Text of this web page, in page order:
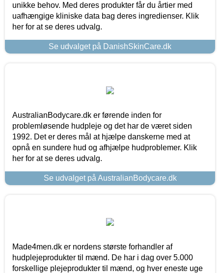
unikke behov. Med deres produkter får du årtier med
uafhængige kliniske data bag deres ingredienser. Klik
her for at se deres udvalg.
Se udvalget på DanishSkinCare.dk
AustralianBodycare.dk er førende inden for
problemløsende hudpleje og det har de været siden
1992. Det er deres mål at hjælpe danskerne med at
opnå en sundere hud og afhjælpe hudproblemer. Klik
her for at se deres udvalg.
Se udvalget på AustralianBodycare.dk
Made4men.dk er nordens største forhandler af
hudplejeprodukter til mænd. De har i dag over 5.000
forskellige plejeprodukter til mænd, og hver eneste uge